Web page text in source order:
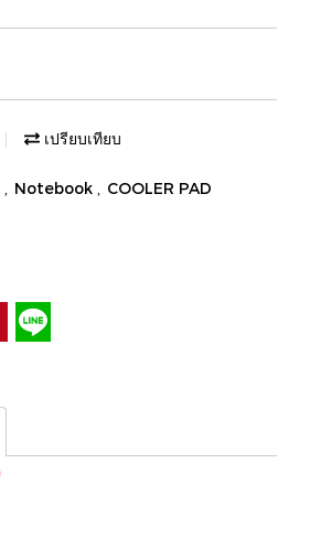
เปรียบเทียบ
, Notebook , COOLER PAD